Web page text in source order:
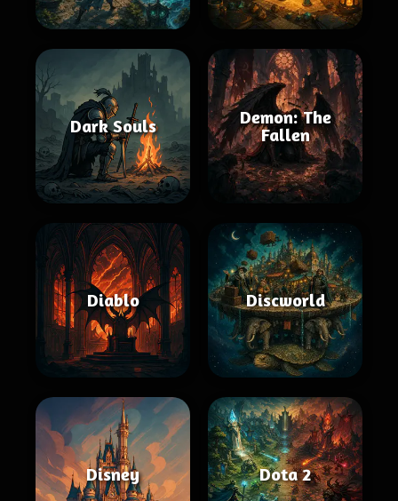
Dark Souls
Demon: The
Fallen
Diablo Discworld
Disney Dota 2